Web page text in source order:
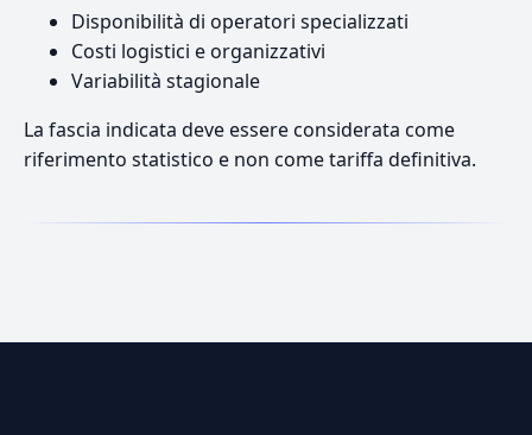
Disponibilità di operatori specializzati
Costi logistici e organizzativi
Variabilità stagionale
La fascia indicata deve essere considerata come
riferimento statistico e non come tariffa definitiva.